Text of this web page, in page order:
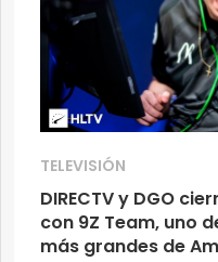
TELEVISIÓN
DIRECTV y DGO
con 9Z Team, uno
más grandes de